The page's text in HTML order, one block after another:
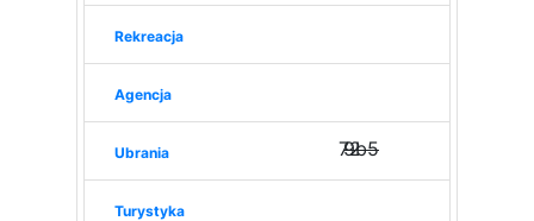
Rekreacja
Agencja
Ubrania
Turystyka
72
9b5